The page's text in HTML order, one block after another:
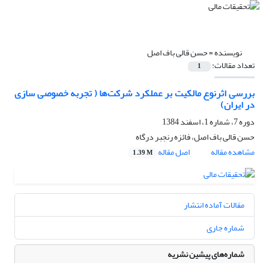
نویسنده =حسن قالی باف اصل
تعداد مقالات: 1
بررسی اثرنوع مالکیت بر عملکرد شرکت‌ها ( تجربه خصوصی سازی
در ایران)
دوره 7، شماره 1، اسفند 1384
حسن قالی باف اصل، فائزه رنجبر درگاه
مشاهده مقاله
اصل مقاله 1.39 M
مقالات آماده انتشار
شماره جاری
شماره‌های پیشین نشریه